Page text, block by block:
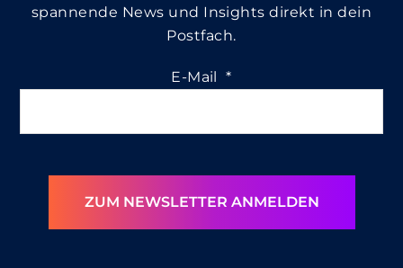
spannende News und Insights direkt in dein
Postfach.
E-Mail *
ZUM NEWSLETTER ANMELDEN